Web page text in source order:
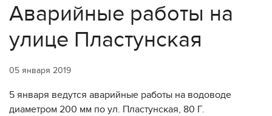
Аварийные работы на
улице Пластунская
05 января 2019
5 января ведутся аварийные работы на водоводе
диаметром 200 мм по ул. Пластунская, 80 Г.